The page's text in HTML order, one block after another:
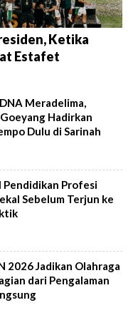
Ketika
Estafet
Meradelima,
Hadirkan
Dulu di Sarinah
Pendidikan Profesi
Sebelum Terjun ke
2026 Jadikan Olahraga
dari Pengalaman